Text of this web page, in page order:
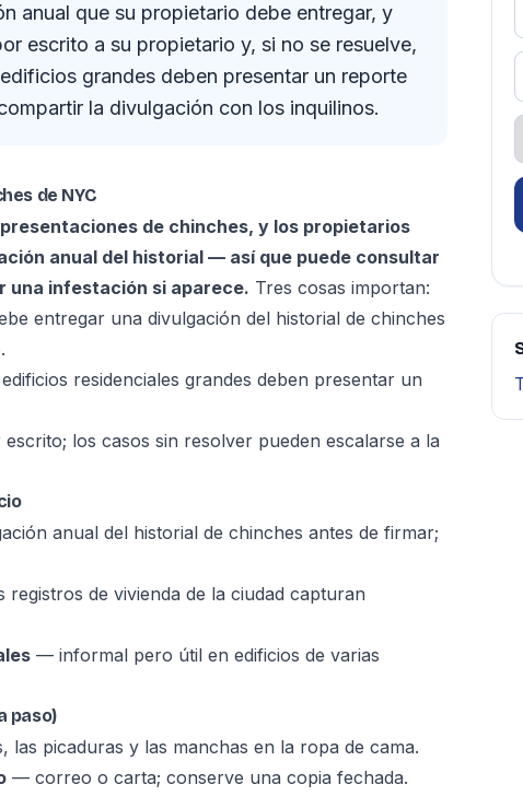
anual que su propietario debe entregar, y
escrito a su propietario y, si no se resuelve,
grandes deben presentar un reporte
la divulgación con los inquilinos.
de NYC
de chinches, y los propietarios
anual del historial — así que puede consultar
una infestación si aparece. Tres cosas importan:
entregar una divulgación del historial de chinches
residenciales grandes deben presentar un
los casos sin resolver pueden escalarse a la
anual del historial de chinches antes de firmar;
de vivienda de la ciudad capturan
— informal pero útil en edificios de varias
paso)
picaduras y las manchas en la ropa de cama.
— correo o carta; conserve una copia fechada.